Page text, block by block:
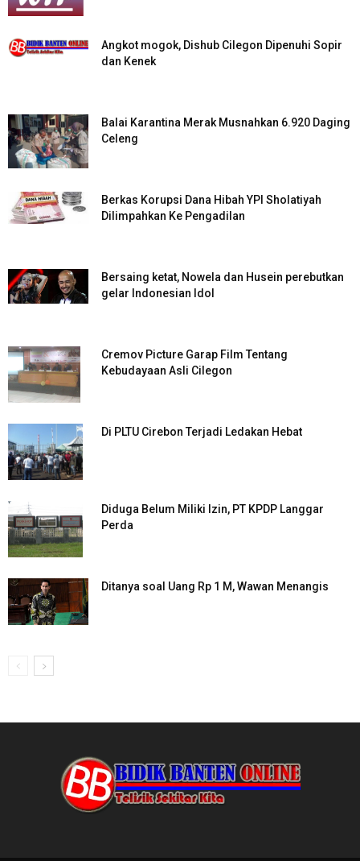
Angkot mogok, Dishub Cilegon Dipenuhi Sopir
dan Kenek
Balai Karantina Merak Musnahkan 6.920 Daging
Celeng
Berkas Korupsi Dana Hibah YPI Sholatiyah
Dilimpahkan Ke Pengadilan
Bersaing ketat, Nowela dan Husein perebutkan
gelar Indonesian Idol
Cremov Picture Garap Film Tentang
Kebudayaan Asli Cilegon
Di PLTU Cirebon Terjadi Ledakan Hebat
Diduga Belum Miliki Izin, PT KPDP Langgar
Perda
Ditanya soal Uang Rp 1 M, Wawan Menangis